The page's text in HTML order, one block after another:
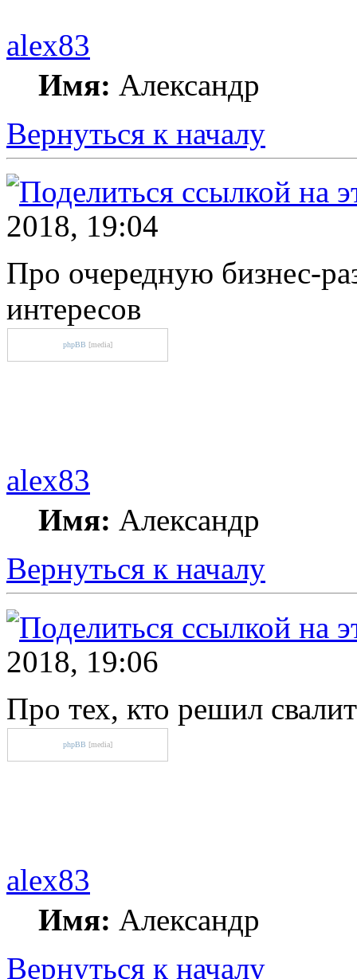
alex83
Имя: Александр
Вернуться к началу
2018, 19:04
Про очередную бизнес-
интересов
phpBB [media]
alex83
Имя: Александр
Вернуться к началу
2018, 19:06
Про тех, кто решил
phpBB [media]
alex83
Имя: Александр
Вернуться к началу